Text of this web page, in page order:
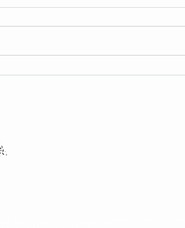
Unni Vinje